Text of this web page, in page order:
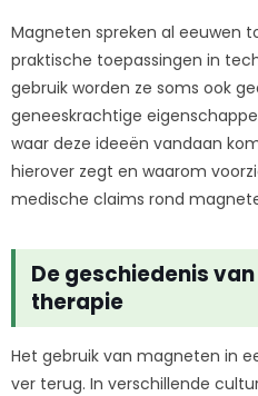
Magneten spreken al eeuwen
praktische toepassingen in
gebruik worden ze soms ook
geneeskrachtige
waar deze ideeën vandaan
hierover zegt en waarom
medische claims rond
De geschiedenis
therapie
Het gebruik van magneten in
ver terug. In verschillende